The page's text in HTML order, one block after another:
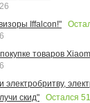
Iffalcon!"
товаров
электробритву,
скид"
Остался 51